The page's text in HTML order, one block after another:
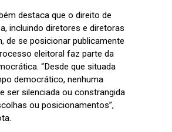
destaca que o direito de
incluindo diretores e diretoras
de se posicionar publicamente
eleitoral faz parte da
“Desde que situada
democrático, nenhuma
ser silenciada ou constrangida
ou posicionamentos”,